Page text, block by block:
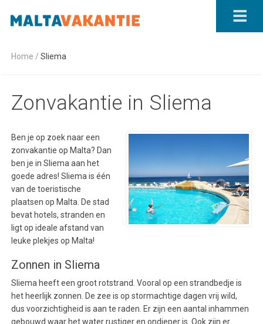
Home /Sliema
Zonvakantie in Sliema
Ben je op zoek naar een
zonvakantie op Malta? Dan
ben je in Sliema aan het
goede adres! Sliema is één
van de toeristische
plaatsen op Malta. De stad
bevat hotels, stranden en
ligt op ideale afstand van
leuke plekjes op Malta!
Zonnen in Sliema
Sliema heeft een groot rotstrand. Vooral op een strandbedje is
het heerlijk zonnen. De zee is op stormachtige dagen vrij wild,
dus voorzichtigheid is aan te raden. Er zijn een aantal inhammen
gebouwd waar het water rustiger en ondieper is. Ook zijn er